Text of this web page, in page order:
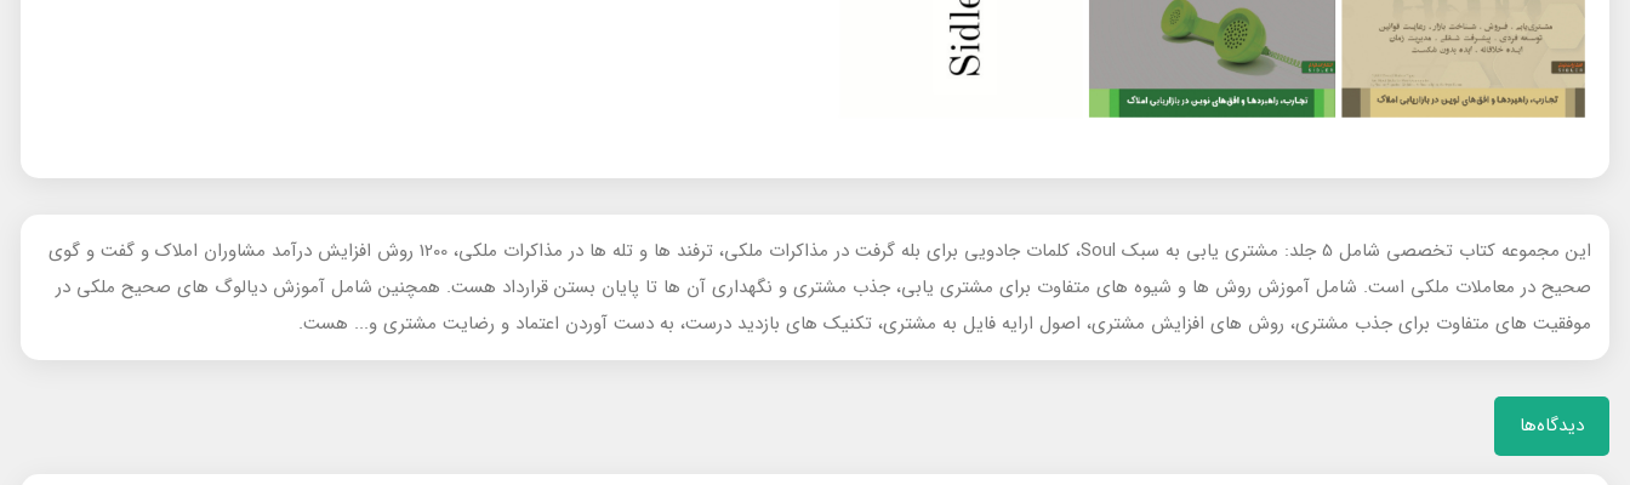
این مجموعه کتاب تخصصی شامل 5 جلد: مشتری یابی به سبک Soul، کلمات جادویی برای بله گرفت در مذاکرات ملکی، ترفند ها و تله ها در مذاکرات ملکی، 1200 روش افزایش درآمد مشاوران املاک و گفت و گوی
صحیح در معاملات ملکی است. شامل آموزش روش ها و شیوه های متفاوت برای مشتری یابی، جذب مشتری و نگهداری آن ها تا پایان بستن قرارداد هست. همچنین شامل آموزش دیالوگ های صحیح ملکی در
موفقیت های متفاوت برای جذب مشتری، روش های افزایش مشتری، اصول ارایه فایل به مشتری، تکنیک های بازدید درست، به دست آوردن اعتماد و رضایت مشتری و... هست.
دیدگاه‌ها